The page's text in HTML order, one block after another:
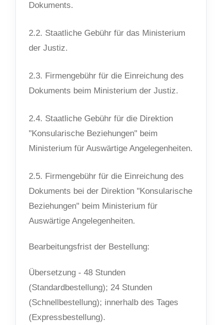
Dokuments.
2.2. Staatliche Gebühr für das Ministerium
der Justiz.
2.3. Firmengebühr für die Einreichung des
Dokuments beim Ministerium der Justiz.
2.4. Staatliche Gebühr für die Direktion
"Konsularische Beziehungen" beim
Ministerium für Auswärtige Angelegenheiten.
2.5. Firmengebühr für die Einreichung des
Dokuments bei der Direktion "Konsularische
Beziehungen" beim Ministerium für
Auswärtige Angelegenheiten.
Bearbeitungsfrist der Bestellung:
Übersetzung - 48 Stunden
(Standardbestellung); 24 Stunden
(Schnellbestellung); innerhalb des Tages
(Expressbestellung).